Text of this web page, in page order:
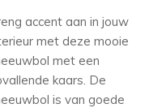
accent aan in jouw
met deze mooie
met een
kaars. De
is van goede